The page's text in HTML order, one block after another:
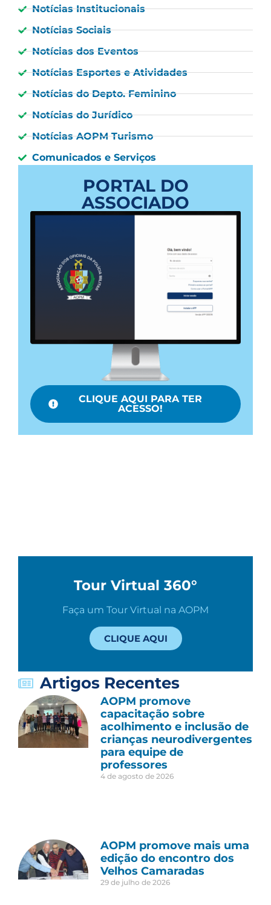
Notícias Institucionais
Notícias Sociais
Notícias dos Eventos
Notícias Esportes e Atividades
Notícias do Depto. Feminino
Notícias do Jurídico
Notícias AOPM Turismo
Comunicados e Serviços
PORTAL DO
ASSOCIADO
CLIQUE AQUI PARA TER
ACESSO!
Tour Virtual 360°
Faça um Tour Virtual na AOPM
CLIQUE AQUI
Artigos Recentes
AOPM promove
capacitação sobre
acolhimento e inclusão de
crianças neurodivergentes
para equipe de
professores
4 de agosto de 2026
AOPM promove mais uma
edição do encontro dos
Velhos Camaradas
29 de julho de 2026